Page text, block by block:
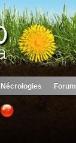
Nécrologies Forum